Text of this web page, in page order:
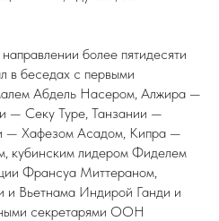
более пятидесяти
в беседах с первыми
Абдель Насером, Алжира —
— Секу Туре, Танзании —
— Хафезом Асадом, Кипра —
кубинским лидером Фиделем
Франсуа Миттераном,
Вьетнама Индирой Ганди и
секретарями ООН